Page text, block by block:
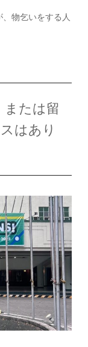
物乞いをする人
または留
はあり